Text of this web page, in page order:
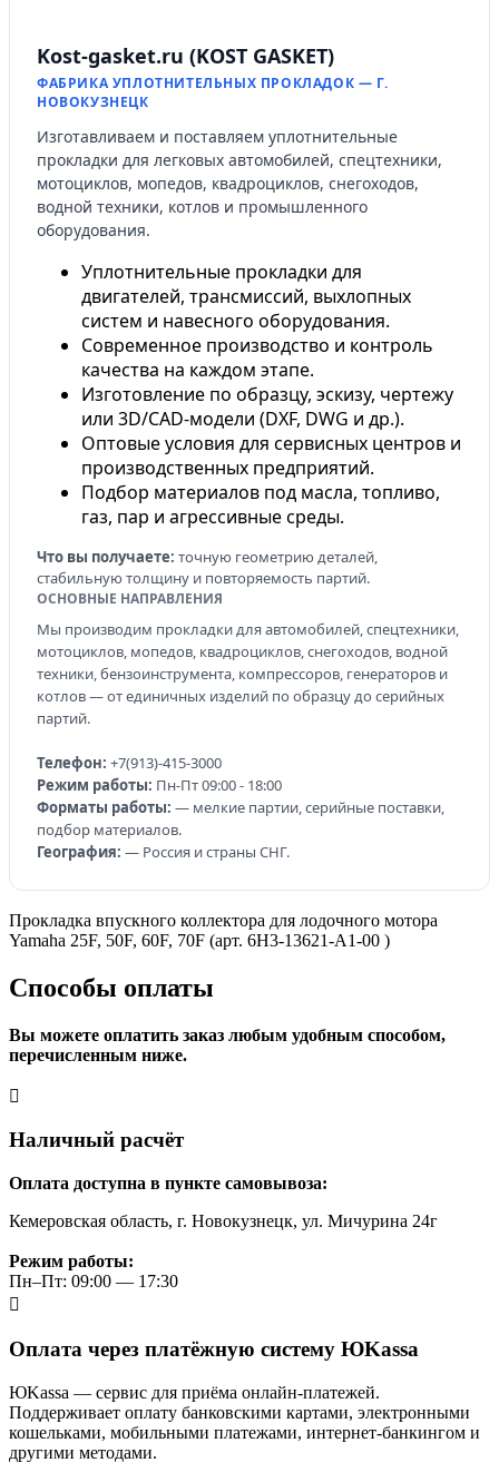
Kost-gasket.ru (KOST GASKET)
ФАБРИКА УПЛОТНИТЕЛЬНЫХ ПРОКЛАДОК — Г.
НОВОКУЗНЕЦК
Изготавливаем и поставляем уплотнительные
прокладки для легковых автомобилей, спецтехники,
мотоциклов, мопедов, квадроциклов, снегоходов,
водной техники, котлов и промышленного
оборудования.
Уплотнительные прокладки для
двигателей, трансмиссий, выхлопных
систем и навесного оборудования.
Современное производство и контроль
качества на каждом этапе.
Изготовление по образцу, эскизу, чертежу
или 3D/CAD-модели (DXF, DWG и др.).
Оптовые условия для сервисных центров и
производственных предприятий.
Подбор материалов под масла, топливо,
газ, пар и агрессивные среды.
Что вы получаете: точную геометрию деталей,
стабильную толщину и повторяемость партий.
ОСНОВНЫЕ НАПРАВЛЕНИЯ
Мы производим прокладки для автомобилей, спецтехники,
мотоциклов, мопедов, квадроциклов, снегоходов, водной
техники, бензоинструмента, компрессоров, генераторов и
котлов — от единичных изделий по образцу до серийных
партий.
Телефон: +7(913)-415-3000
Режим работы: Пн-Пт 09:00 - 18:00
Форматы работы: — мелкие партии, серийные поставки,
подбор материалов.
География: — Россия и страны СНГ.
Прокладка впускного коллектора для лодочного мотора
Yamaha 25F, 50F, 60F, 70F (арт. 6H3-13621-A1-00 )
Способы оплаты
Вы можете оплатить заказ любым удобным способом,
перечисленным ниже.
Наличный расчёт
Оплата доступна в пункте самовывоза:
Кемеровская область, г. Новокузнецк, ул. Мичурина 24г
Режим работы:
Пн–Пт: 09:00 — 17:30
Оплата через платёжную систему ЮKassa
ЮKassa — сервис для приёма онлайн-платежей.
Поддерживает оплату банковскими картами, электронными
кошельками, мобильными платежами, интернет-банкингом и
другими методами.